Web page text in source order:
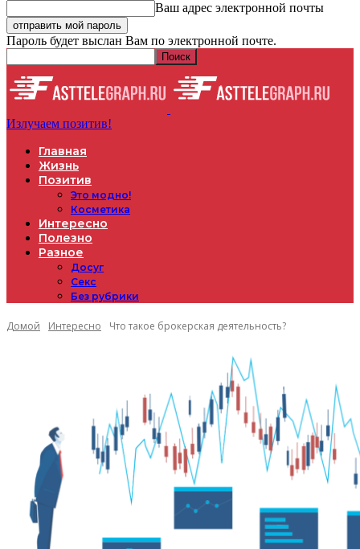
Ваш адрес электронной почты
Пароль будет выслан Вам по электронной почте.
Излучаем позитив!
Главная
Жизнь
Позитив
Это модно!
Косметика
Интересно
Полезно
Разное
Досуг
Секс
Без рубрики
Домой Интересно Что такое брокерская деятельность?